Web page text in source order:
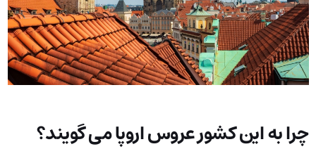
چرا به این کشور عروس اروپا می گویند؟